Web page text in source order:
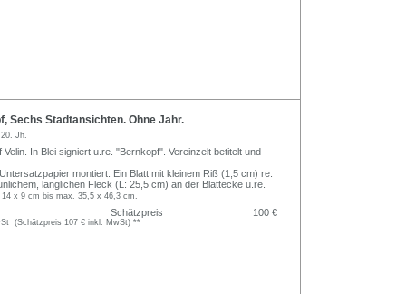
Sechs Stadtansichten. Ohne Jahr.
20. Jh.
Velin. In Blei signiert u.re. "Bernkopf". Vereinzelt betitelt und
montiert. Ein Blatt mit kleinem Riß (1,5 cm) re.
länglichen Fleck (L: 25,5 cm) an der Blattecke u.re.
x 9 cm bis max. 35,5 x 46,3 cm.
Schätzpreis 100 €
(Schätzpreis 107 € inkl. MwSt) **